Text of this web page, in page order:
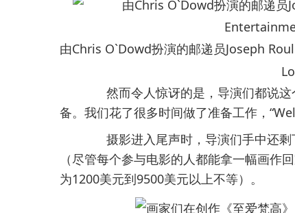
由Chris O`Dowd扮演的邮递员Joseph
然而令人惊讶的是，导演们都说这
备。我们花了很多时间做了准备工作，
摄影进入尾声时，导演们手中还剩
（尽管每个参与电影的人都能拿一幅画作
为1200美元到9500美元以上不等）。